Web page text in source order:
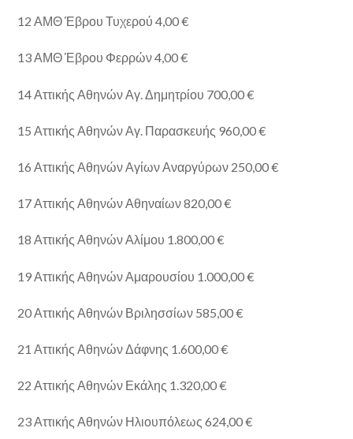
12 ΑΜΘ Έβρου Τυχερού 4,00 €
13 ΑΜΘ Έβρου Φερρών 4,00 €
14 Αττικής Αθηνών Αγ. Δημητρίου 700,00 €
15 Αττικής Αθηνών Αγ. Παρασκευής 960,00 €
16 Αττικής Αθηνών Αγίων Αναργύρων 250,00 €
17 Αττικής Αθηνών Αθηναίων 820,00 €
18 Αττικής Αθηνών Αλίμου 1.800,00 €
19 Αττικής Αθηνών Αμαρουσίου 1.000,00 €
20 Αττικής Αθηνών Βριλησσίων 585,00 €
21 Αττικής Αθηνών Δάφνης 1.600,00 €
22 Αττικής Αθηνών Εκάλης 1.320,00 €
23 Αττικής Αθηνών Ηλιουπόλεως 624,00 €